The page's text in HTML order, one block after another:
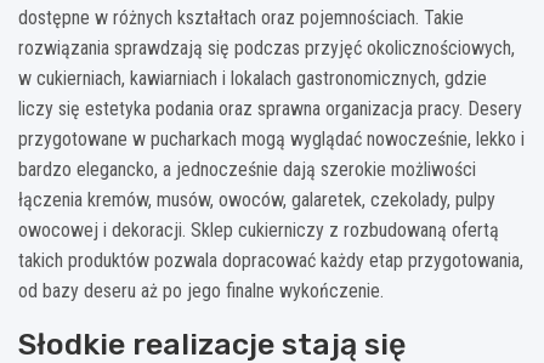
dostępne w różnych kształtach oraz pojemnościach. Takie
rozwiązania sprawdzają się podczas przyjęć okolicznościowych,
w cukierniach, kawiarniach i lokalach gastronomicznych, gdzie
liczy się estetyka podania oraz sprawna organizacja pracy. Desery
przygotowane w pucharkach mogą wyglądać nowocześnie, lekko i
bardzo elegancko, a jednocześnie dają szerokie możliwości
łączenia kremów, musów, owoców, galaretek, czekolady, pulpy
owocowej i dekoracji. Sklep cukierniczy z rozbudowaną ofertą
takich produktów pozwala dopracować każdy etap przygotowania,
od bazy deseru aż po jego finalne wykończenie.
Słodkie realizacje stają się